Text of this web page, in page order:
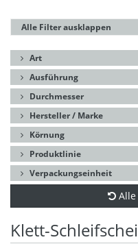
Alle Filter ausklappen
Art
Ausführung
Durchmesser
Hersteller / Marke
Körnung
Produktlinie
Verpackungseinheit
Klett-